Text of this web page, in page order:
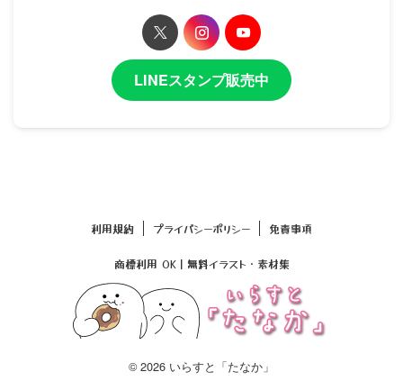
LINEスタンプ販売中
利用規約 プライバシーポリシー 免責事項
商標利用 OK｜無料イラスト・素材集
© 2026 いらすと「たなか」